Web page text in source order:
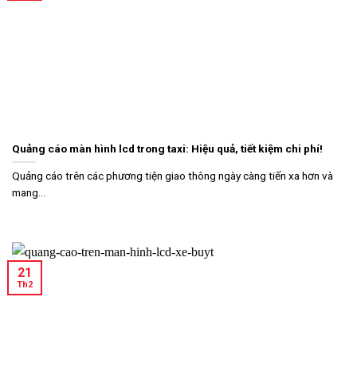
Quảng cáo màn hình lcd trong taxi: Hiệu quả, tiết kiệm chi phí!
Quảng cáo trên các phương tiện giao thông ngày càng tiến xa hơn và
mang...
21
Th2